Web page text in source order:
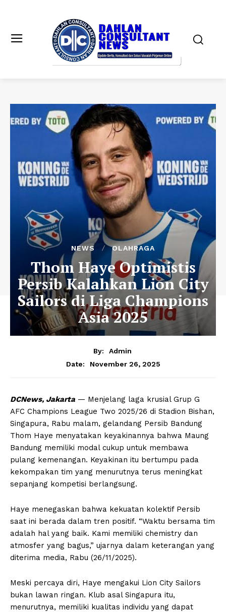
NEWS OLAHRAGA
Thom Haye Optimistis
Persib Kalahkan Lion City
Sailors di Liga Champions
Asia 2025
By:
Admin
Date:
November 26, 2025
DCNews, Jakarta — Menjelang laga krusial Grup G
AFC Champions League Two 2025/26 di Stadion Bishan,
Singapura, Rabu malam, gelandang Persib Bandung
Thom Haye menyatakan keyakinannya bahwa Maung
Bandung memiliki modal cukup untuk membawa
pulang kemenangan. Keyakinan itu bertumpu pada
kekompakan tim yang menurutnya terus meningkat
sepanjang kompetisi berlangsung.
Haye menegaskan bahwa kekuatan kolektif Persib
saat ini berada dalam tren positif. “Waktu bersama tim
adalah hal yang baik. Kami memiliki chemistry dan
atmosfer yang bagus,” ujarnya dalam keterangan yang
diterima media, Rabu (26/11/2025).
Meski percaya diri, Haye mengakui Lion City Sailors
bukan lawan ringan. Klub asal Singapura itu,
menurutnya, memiliki kualitas individu yang dapat